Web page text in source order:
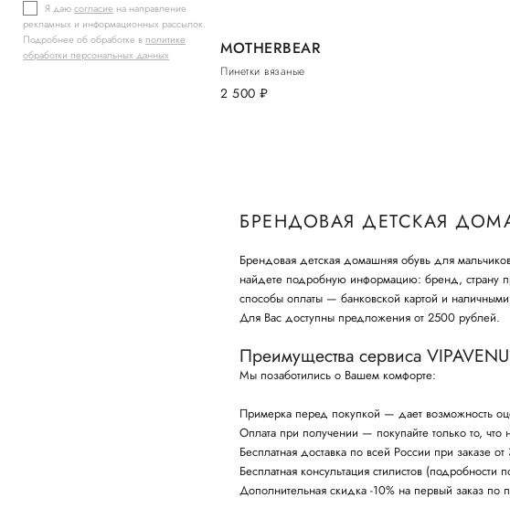
Я даюсогласие на направление
рекламных и информационных рассылок.
Подробнее об обработке в политике
обработки персональных данных
MOTHERBEAR
Пинетки вязаные
2 500 руб.
БРЕНДОВАЯ ДЕТСКАЯ
Брендовая детская домашняя обувь для
найдете подробную информацию: бренд, страну
способы оплаты — банковской картой и
Для Вас доступны предложения от 2500 рублей.
Преимущества сервиса
Мы позаботились о Вашем комфорте:
Примерка перед покупкой — дает возможность
Оплата при получении — покупайте только то, что
Бесплатная доставка по всей России при заказе
Бесплатная консультация стилистов (подробности
Дополнительная скидка -10% на первый заказ